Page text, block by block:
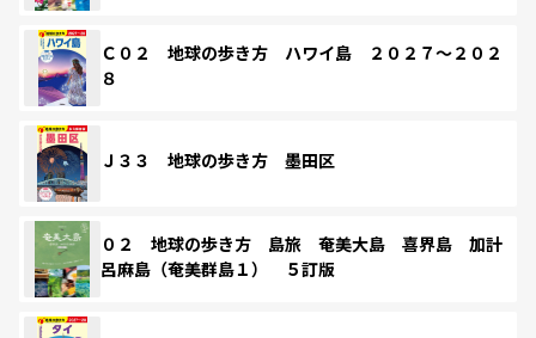
Ｃ０２ 地球の歩き方 ハワイ島 ２０２７～２０２
８
Ｊ３３ 地球の歩き方 墨田区
０２ 地球の歩き方 島旅 奄美大島 喜界島 加計
呂麻島（奄美群島１） ５訂版